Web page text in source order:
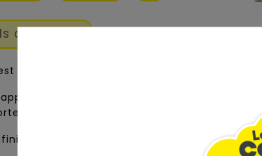
du produit
une jolie tour en forme d’arc-en-ciel.
en même temps avec ces
de créations. Comme un tunnel
!